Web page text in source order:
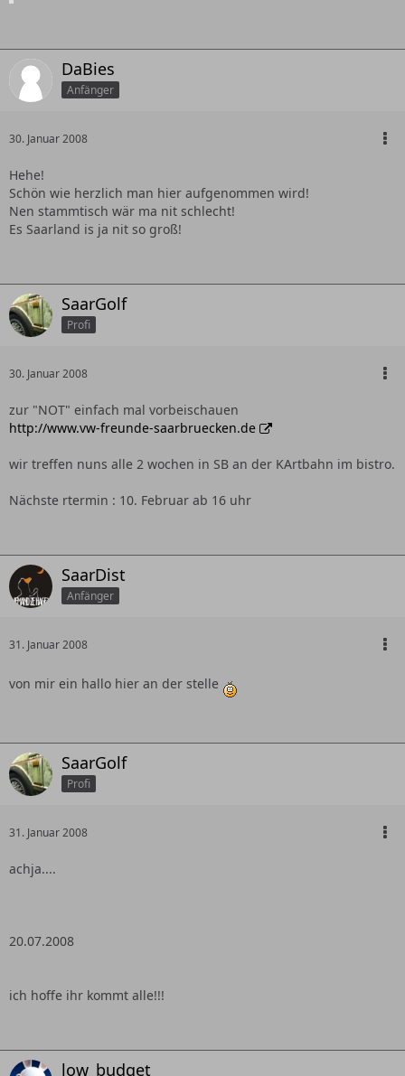
DaBies
Anfänger
30. Januar 2008
Hehe!
Schön wie herzlich man hier aufgenommen wird!
Nen stammtisch wär ma nit schlecht!
Es Saarland is ja nit so groß!
SaarGolf
Profi
30. Januar 2008
zur "NOT" einfach mal vorbeischauen
http://www.vw-freunde-saarbruecken.de
wir treffen nuns alle 2 wochen in SB an der KArtbahn im bistro.
Nächste rtermin : 10. Februar ab 16 uhr
SaarDist
Anfänger
31. Januar 2008
von mir ein hallo hier an der stelle
SaarGolf
Profi
31. Januar 2008
achja....
20.07.2008
ich hoffe ihr kommt alle!!!
low_budget